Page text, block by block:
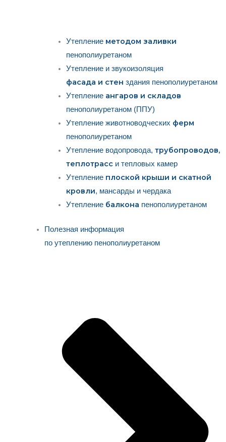
Утепление методом заливки
пенополиуретаном
Утепление и звукоизоляция
фасада и стен здания пенополиуретаном
Утепление ангаров и складов
пенополиуретаном (ППУ)
Утепление животноводческих ферм
пенополиуретаном
Утепление водопровода,трубопроводов,
теплотрасс и тепловых камер
Утепление плоской крыши и скатной
кровли, мансарды и чердака
Утепление балкона пенополиуретаном
Полезная информация
по утеплению пенополиуретаном